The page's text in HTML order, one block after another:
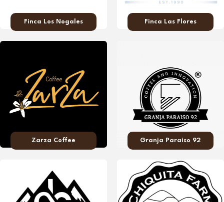
Finca Los Nogales Finca Las Flores
Zarza Coffee Granja Paraiso 92